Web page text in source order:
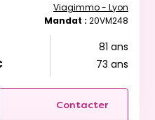
Viagimmo - Lyon
Mandat : 20VM248
81 ans
73 ans
Contacter